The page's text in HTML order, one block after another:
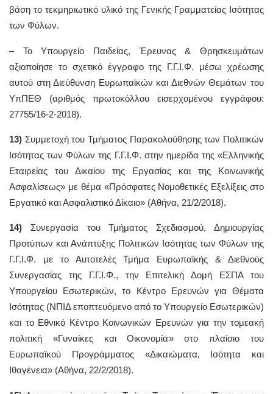
βάση το τεκμηριωτικό υλικό της Γενικής Γραμματείας Ισότητας
των Φύλων.
– To Υπουργείο Παιδείας, Έρευνας & Θρησκευμάτων
αξιοποίησε το σχετικό έγγραφο της Γ.Γ.Ι.Φ. μέσω χρέωσης
αυτού στη Διεύθυνση Ευρωπαϊκών και Διεθνών Θεμάτων του
ΥπΠΕΘ (αριθμός πρωτοκόλλου εισερχομένου εγγράφου:
27755/16-2-2018).
13) Συμμετοχή του Τμήματος Παρακολούθησης των Πολιτικών
Ισότητας των Φύλων της Γ.Γ.Ι.Φ. στην ημερίδα της «Ελληνικής
Εταιρείας του Δικαίου της Εργασίας και της Κοινωνικής
Ασφαλίσεως» με θέμα «Πρόσφατες Νομοθετικές Εξελίξεις στο
Εργατικό και Ασφαλιστικό Δίκαιο» (Αθήνα, 21/2/2018).
14) Συνεργασία του Τμήματος Σχεδιασμού, Δημιουργίας
Προτύπων και Ανάπτυξης Πολιτικών Ισότητας των Φύλων της
Γ.Γ.Ι.Φ. με το Αυτοτελές Τμήμα Ευρωπαϊκής & Διεθνούς
Συνεργασίας της Γ.Γ.Ι.Φ., την Επιτελική Δομή ΕΣΠΑ του
Υπουργείου Εσωτερικών, το Κέντρο Ερευνών για Θέματα
Ισότητας (ΝΠΙΔ εποπτευόμενο από το Υπουργείο Εσωτερικών)
και το Εθνικό Κέντρο Κοινωνικών Ερευνών για την τομεακή
πολιτική «Γυναίκες και Οικονομία» στο πλαίσιο του
Ευρωπαϊκού Προγράμματος «Δικαιώματα, Ισότητα και
Ιθαγένεια» (Αθήνα, 22/2/2018).